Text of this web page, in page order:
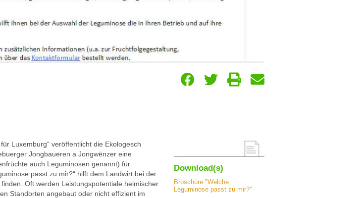
Download(s)
Broschüre "Welche
Leguminose passt zu mir?"
Luxemburg“ veröffentlicht die Ekologesch
Jongbaueren a Jongwënzer eine
auch Leguminosen genannt) für
passt zu mir?“ hilft dem Landwirt bei der
Oft werden Leistungspotentiale heimischer
Standorten angebaut oder nicht effizient im